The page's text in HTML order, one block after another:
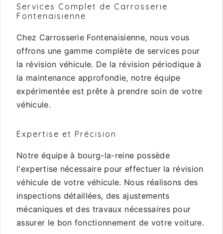
Services Complet de Carrosserie
Fontenaisienne
Chez Carrosserie Fontenaisienne, nous vous
offrons une gamme complète de services pour
la révision véhicule. De la révision périodique à
la maintenance approfondie, notre équipe
expérimentée est prête à prendre soin de votre
véhicule.
Expertise et Précision
Notre équipe à bourg-la-reine possède
l'expertise nécessaire pour effectuer la révision
véhicule de votre véhicule. Nous réalisons des
inspections détaillées, des ajustements
mécaniques et des travaux nécessaires pour
assurer le bon fonctionnement de votre voiture.